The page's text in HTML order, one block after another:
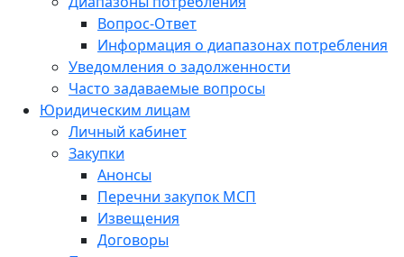
Вопрос-Ответ
Информация о диапазонах потребления
Уведомления о задолженности
Часто задаваемые вопросы
Юридическим лицам
Личный кабинет
Закупки
Анонсы
Перечни закупок МСП
Извещения
Договоры